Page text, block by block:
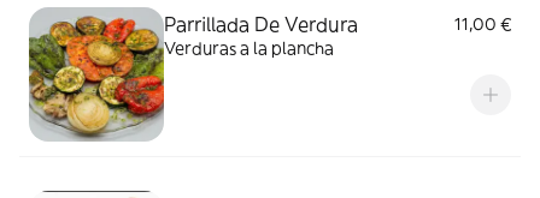
Parrillada De Verdura
11,00 €
Verduras a la plancha